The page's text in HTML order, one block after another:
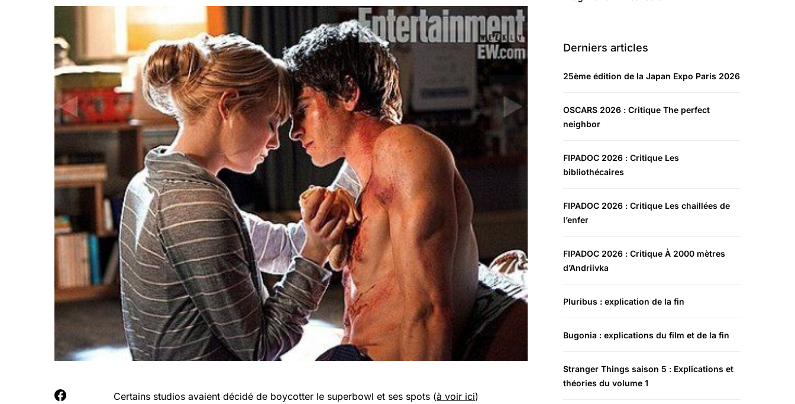
Certains studios avaient décidé de boycotter le superbowl et ses spots (à voir ici)
Derniers articles
25ème édition de la Japan Expo Paris 2026
OSCARS 2026 : Critique The perfect
neighbor
FIPADOC 2026 : Critique Les
bibliothécaires
FIPADOC 2026 : Critique Les chaillées de
l’enfer
FIPADOC 2026 : Critique À 2000 mètres
d’Andriivka
Pluribus : explication de la fin
Bugonia : explications du film et de la fin
Stranger Things saison 5 : Explications et
théories du volume 1